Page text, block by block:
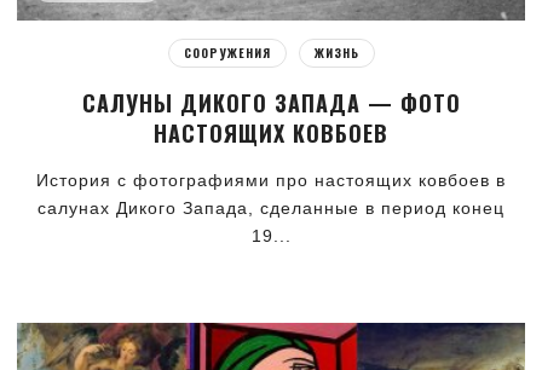
СООРУЖЕНИЯ ЖИЗНЬ
САЛУНЫ ДИКОГО ЗАПАДА — ФОТО
НАСТОЯЩИХ КОВБОЕВ
История с фотографиями про настоящих ковбоев в
салунах Дикого Запада, сделанные в период конец
19...